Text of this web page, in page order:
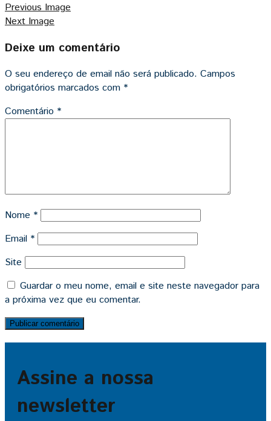
Previous Image
Next Image
Deixe um comentário
O seu endereço de email não será publicado. Campos
obrigatórios marcados com *
Comentário *
Nome *
Email *
Site
Guardar o meu nome, email e site neste navegador para
a próxima vez que eu comentar.
Assine a nossa
newsletter